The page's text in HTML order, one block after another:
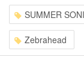
SUMMER
Zebrahead